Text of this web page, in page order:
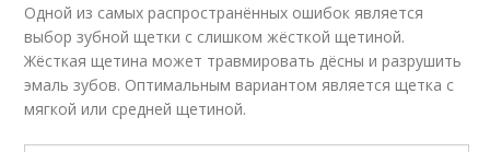
Одной из самых распространённых ошибок является
выбор зубной щетки с слишком жёсткой щетиной.
Жёсткая щетина может травмировать дёсны и разрушить
эмаль зубов. Оптимальным вариантом является щетка с
мягкой или средней щетиной.